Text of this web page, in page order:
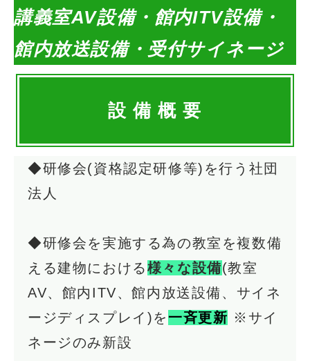
講義室AV設備・館内ITV設備・
館内放送設備・受付サイネージ
設 備 概 要
◆研修会(資格認定研修等)を行う社団
法人
◆研修会を実施する為の教室を複数備
える建物における様々な設備(教室
AV、館内ITV、館内放送設備、サイネ
ージディスプレイ)を 一斉更新 ※サイ
ネージのみ新設